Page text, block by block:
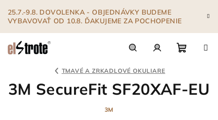
obsah
25.7.-9.8. DOVOLENKA - OBJEDNÁVKY BUDEME
VYBAVOVAŤ OD 10.8. ĎAKUJEME ZA POCHOPENIE
košík
TMAVÉ A ZRKADLOVÉ OKULIARE
3M SecureFit SF20XAF-EU
3M